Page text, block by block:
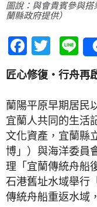
圖說：與會貴賓參與
蘭縣政府提供）
匠心修復・行舟再
蘭陽平原早期居民
宜蘭人共同的生活
文化資產，宜蘭縣
博」）與海洋委員
理「宜蘭傳統舟船
石港舊址水域舉行
傳統舟船重返水域